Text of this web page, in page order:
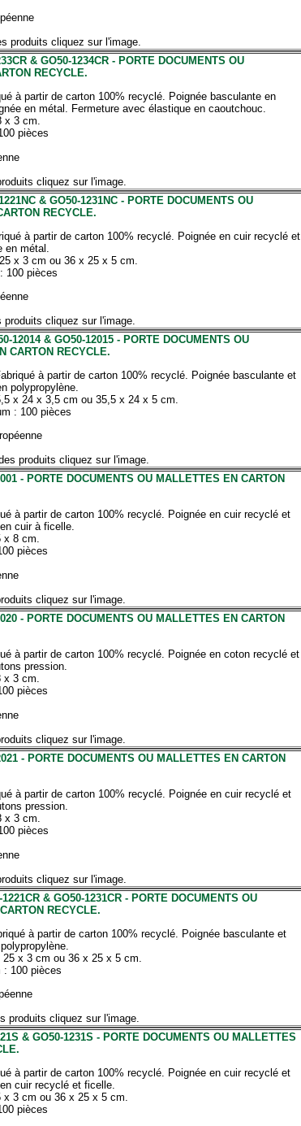
produits cliquez sur l'image.
& GO50-1234CR - PORTE DOCUMENTS OU
RECYCLE.
à partir de carton 100% recyclé. Poignée basculante en
en métal. Fermeture avec élastique en caoutchouc.
x 3 cm.
pièces
cliquez sur l'image.
& GO50-1231NC - PORTE DOCUMENTS OU
RECYCLE.
à partir de carton 100% recyclé. Poignée en cuir recyclé et
en métal.
x 3 cm ou 36 x 25 x 5 cm.
100 pièces
produits cliquez sur l'image.
12014 & GO50-12015 - PORTE DOCUMENTS OU
CARTON RECYCLE.
à partir de carton 100% recyclé. Poignée basculante et
polypropylène.
x 24 x 3,5 cm ou 35,5 x 24 x 5 cm.
: 100 pièces
produits cliquez sur l'image.
- PORTE DOCUMENTS OU MALLETTES EN CARTON
à partir de carton 100% recyclé. Poignée en cuir recyclé et
cuir à ficelle.
x 8 cm.
pièces
cliquez sur l'image.
- PORTE DOCUMENTS OU MALLETTES EN CARTON
à partir de carton 100% recyclé. Poignée en coton recyclé et
pression.
x 3 cm.
pièces
cliquez sur l'image.
- PORTE DOCUMENTS OU MALLETTES EN CARTON
à partir de carton 100% recyclé. Poignée en cuir recyclé et
pression.
x 3 cm.
pièces
cliquez sur l'image.
1221CR & GO50-1231CR - PORTE DOCUMENTS OU
RECYCLE.
à partir de carton 100% recyclé. Poignée basculante et
25 x 3 cm ou 36 x 25 x 5 cm.
: 100 pièces
produits cliquez sur l'image.
& GO50-1231S - PORTE DOCUMENTS OU MALLETTES
à partir de carton 100% recyclé. Poignée en cuir recyclé et
cuir recyclé et ficelle.
x 3 cm ou 36 x 25 x 5 cm.
pièces